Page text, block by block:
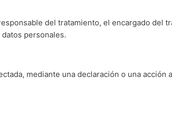
del tratamiento, el encargado del
personales.
mediante una declaración o una acción